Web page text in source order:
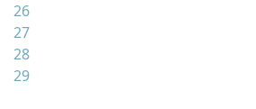
26
27
28
29